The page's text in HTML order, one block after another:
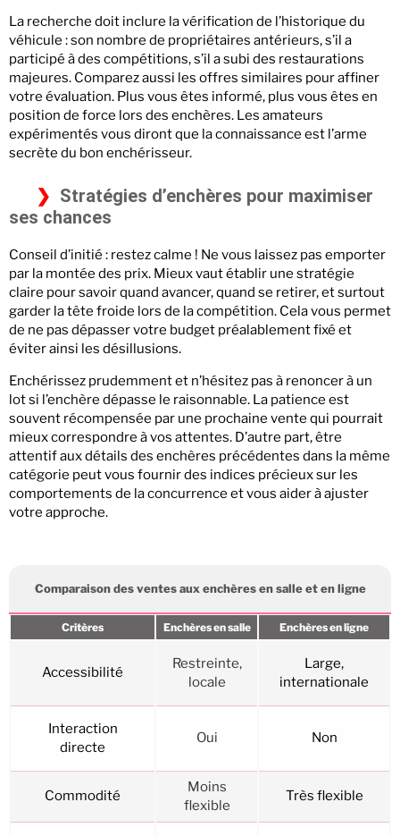
La recherche doit inclure la vérification de l’historique du
véhicule : son nombre de propriétaires antérieurs, s’il a
participé à des compétitions, s’il a subi des restaurations
majeures. Comparez aussi les offres similaires pour affiner
votre évaluation. Plus vous êtes informé, plus vous êtes en
position de force lors des enchères. Les amateurs
expérimentés vous diront que la connaissance est l’arme
secrète du bon enchérisseur.
Stratégies d’enchères pour maximiser
ses chances
Conseil d’initié : restez calme ! Ne vous laissez pas emporter
par la montée des prix. Mieux vaut établir une stratégie
claire pour savoir quand avancer, quand se retirer, et surtout
garder la tête froide lors de la compétition. Cela vous permet
de ne pas dépasser votre budget préalablement fixé et
éviter ainsi les désillusions.
Enchérissez prudemment et n’hésitez pas à renoncer à un
lot si l’enchère dépasse le raisonnable. La patience est
souvent récompensée par une prochaine vente qui pourrait
mieux correspondre à vos attentes. D’autre part, être
attentif aux détails des enchères précédentes dans la même
catégorie peut vous fournir des indices précieux sur les
comportements de la concurrence et vous aider à ajuster
votre approche.
Comparaison des ventes aux enchères en salle et en ligne
Critères Enchères en salle Enchères en ligne
Accessibilité
Restreinte,
locale
Large,
internationale
Interaction
directe
Oui Non
Commodité
Moins
flexible
Très flexible